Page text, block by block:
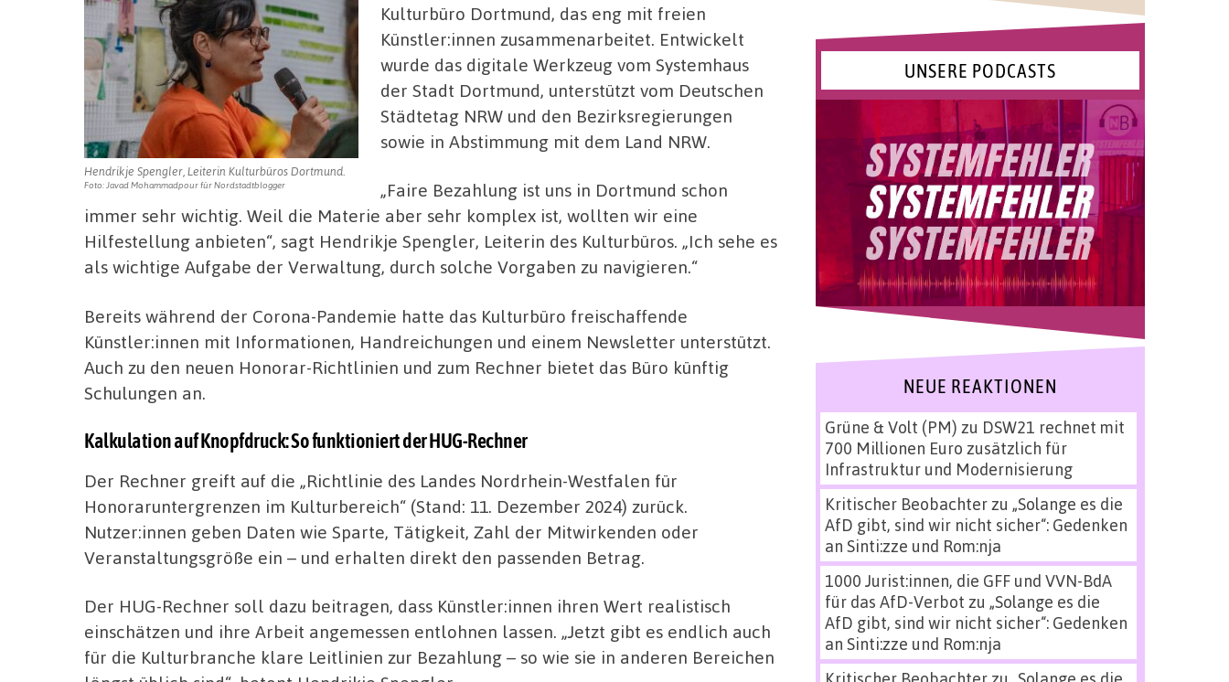
Hendrikje Spengler, Leiterin Kulturbüros Dortmund.
Foto: Javad Mohammadpour für Nordstadtblogger
Kulturbüro Dortmund, das eng mit freien
Künstler:innen zusammenarbeitet. Entwickelt
wurde das digitale Werkzeug vom Systemhaus
der Stadt Dortmund, unterstützt vom Deutschen
Städtetag NRW und den Bezirksregierungen
sowie in Abstimmung mit dem Land NRW.
„Faire Bezahlung ist uns in Dortmund schon
immer sehr wichtig. Weil die Materie aber sehr komplex ist, wollten wir eine
Hilfestellung anbieten“, sagt Hendrikje Spengler, Leiterin des Kulturbüros. „Ich sehe es
als wichtige Aufgabe der Verwaltung, durch solche Vorgaben zu navigieren.“
Bereits während der Corona-Pandemie hatte das Kulturbüro freischaffende
Künstler:innen mit Informationen, Handreichungen und einem Newsletter unterstützt.
Auch zu den neuen Honorar-Richtlinien und zum Rechner bietet das Büro künftig
Schulungen an.
Kalkulation auf Knopfdruck: So funktioniert der HUG-Rechner
Der Rechner greift auf die „Richtlinie des Landes Nordrhein-Westfalen für
Honoraruntergrenzen im Kulturbereich“ (Stand: 11. Dezember 2024) zurück.
Nutzer:innen geben Daten wie Sparte, Tätigkeit, Zahl der Mitwirkenden oder
Veranstaltungsgröße ein – und erhalten direkt den passenden Betrag.
Der HUG-Rechner soll dazu beitragen, dass Künstler:innen ihren Wert realistisch
einschätzen und ihre Arbeit angemessen entlohnen lassen. „Jetzt gibt es endlich auch
für die Kulturbranche klare Leitlinien zur Bezahlung – so wie sie in anderen Bereichen
UNSERE PODCASTS
NEUE REAKTIONEN
Grüne & Volt (PM) zu DSW21 rechnet mit
700 Millionen Euro zusätzlich für
Infrastruktur und Modernisierung
Kritischer Beobachterzu „Solange es die
AfD gibt, sind wir nicht sicher“: Gedenken
an Sinti:zze und Rom:nja
1000 Jurist:innen, die GFF und VVN-BdA
für das AfD-Verbot zu „Solange es die
AfD gibt, sind wir nicht sicher“: Gedenken
an Sinti:zze und Rom:nja